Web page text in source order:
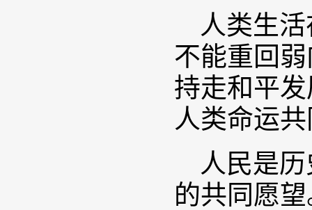
人类生
不能重回
持走和平
人类命运
人民是
的共同愿